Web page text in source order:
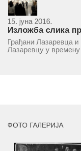
15. јуна 2016.
Изложба слика
Грађани Лазаревца
Лазаревцу у
ФОТО ГАЛЕРИЈА